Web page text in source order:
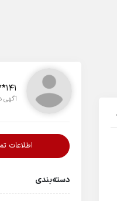
آگهی
اطلاعات
دسته‌بندی